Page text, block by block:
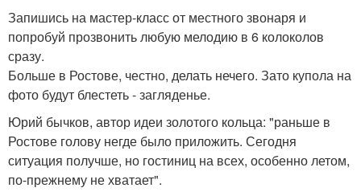
Запишись на мастер-класс от местного звонаря и
попробуй прозвонить любую мелодию в 6 колоколов
сразу.
Больше в Ростове, честно, делать нечего. Зато купола на
фото будут блестеть - загляденье.
Юрий бычков, автор идеи золотого кольца: "раньше в
Ростове голову негде было приложить. Сегодня
ситуация получше, но гостиниц на всех, особенно летом,
по-прежнему не хватает".